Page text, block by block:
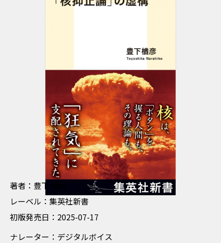
ちょしゃ とよした ならひこ
著者：豊下 楢彦
れーべる 集英社新書
レーベル：集英社新書
しょはんはつばいび 2025-07-17
初版発売日：2025-07-17
なれーたー でじたるぼいす
ナレーター：デジタルボイス